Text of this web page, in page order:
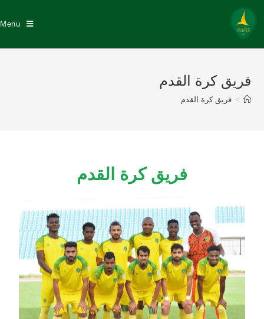
Menu
فريق كرة القدم
> فريق كرة القدم
فريق كرة القدم